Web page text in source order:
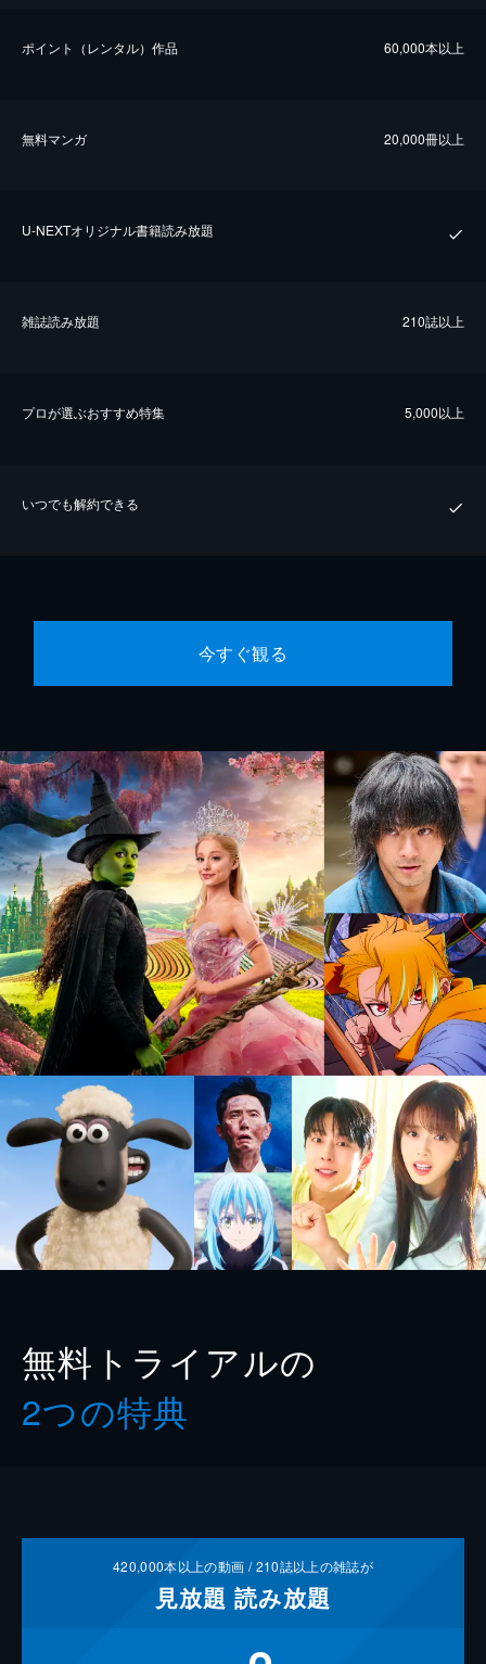
ポイント（レンタル）作品 60,000本以上
無料マンガ 20,000冊以上
U-NEXTオリジナル書籍読み放題
雑誌読み放題 210誌以上
プロが選ぶおすすめ特集 5,000以上
いつでも解約できる
今すぐ観る
無料トライアルの
2つの特典
420,000本以上の動画 /210誌以上の雑誌が
見放題 読み放題